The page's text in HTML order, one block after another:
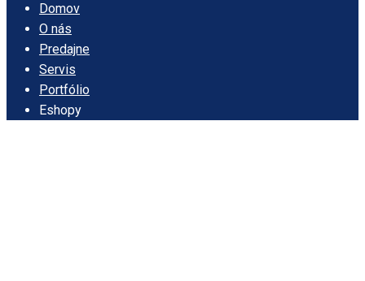
Domov
O nás
Predajne
Servis
Portfólio
Eshopy